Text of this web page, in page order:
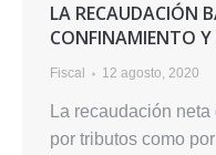
LA RECAUDACIÓN
CONFINAMIENTO
Fiscal 12 agosto, 2020
La recaudación
por tributos como